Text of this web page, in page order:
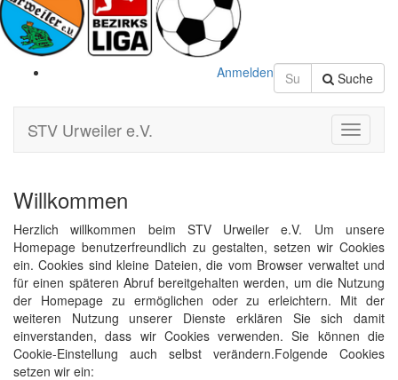
Suche
Anmelden
Toggle
STV Urweiler e.V.
Willkommen
Herzlich willkommen beim STV Urweiler e.V. Um unsere
Homepage benutzerfreundlich zu gestalten, setzen wir Cookies
ein. Cookies sind kleine Dateien, die vom Browser verwaltet und
für einen späteren Abruf bereitgehalten werden, um die Nutzung
der Homepage zu ermöglichen oder zu erleichtern. Mit der
weiteren Nutzung unserer Dienste erklären Sie sich damit
einverstanden, dass wir Cookies verwenden. Sie können die
Cookie-Einstellung auch selbst verändern.Folgende Cookies
setzen wir ein: